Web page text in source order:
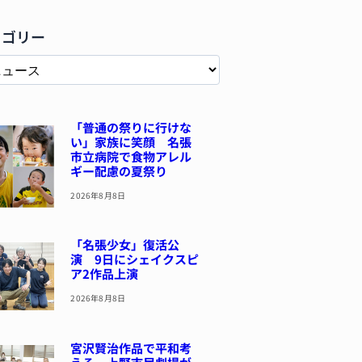
リー
「普通の祭りに行けな
い」家族に笑顔 名張
市立病院で食物アレル
ギー配慮の夏祭り
2026年8月8日
「名張少女」復活公
演 9日にシェイクスピ
ア2作品上演
2026年8月8日
宮沢賢治作品で平和考